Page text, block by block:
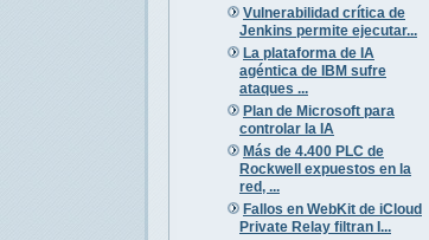
Vulnerabilidad crítica de
Jenkins permite ejecutar...
La plataforma de IA
agéntica de IBM sufre
ataques ...
Plan de Microsoft para
controlar la IA
Más de 4.400 PLC de
Rockwell expuestos en la
red, ...
Fallos en WebKit de iCloud
Private Relay filtran I...